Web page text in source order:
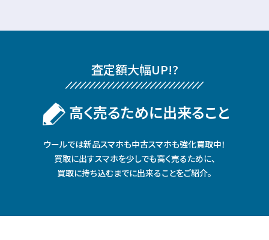
査定額⼤幅UP!?
⾼く売るために出来ること
ウールでは新品スマホも中古スマホも強化買取中！
買取に出すスマホを少しでも⾼く売るために、
買取に持ち込むまでに出来ることをご紹介。